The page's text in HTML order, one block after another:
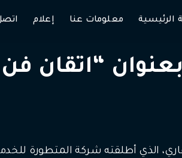
الرئيسية معلومات عنا إعلام
“اتقان فن
الذي أطلقته شركة المتطورة